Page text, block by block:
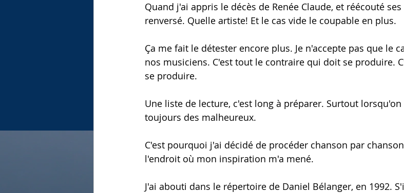
Quand j'ai appris le décès de Renée Claude, et réécouté
renversé. Quelle artiste! Et le cas vide le coupable en plus.
Ça me fait le détester encore plus. Je n'accepte pas que le
nos musiciens. C'est tout le contraire qui doit se produire.
se produire.
Une liste de lecture, c'est long à préparer. Surtout
toujours des malheureux.
C'est pourquoi j'ai décidé de procéder chanson par
l'endroit où mon inspiration m'a mené.
J'ai abouti dans le répertoire de Daniel Bélanger, en 1992.